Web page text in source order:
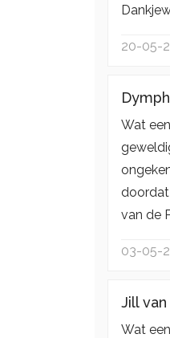
20-05-
Wat
doordat
van de
03-05-
Jill
Wat